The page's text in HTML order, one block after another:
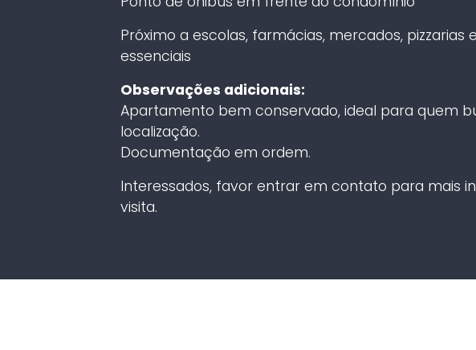
Próximo a escolas, farmácias, mercados, pizzarias
essenciais
Observações adicionais:
Apartamento bem conservado, ideal para quem
localização.
Documentação em ordem.
Interessados, favor entrar em contato para mais
visita.